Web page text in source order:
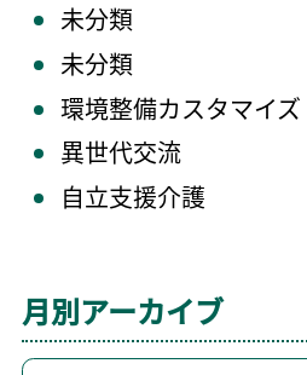
未分類
未分類
環境整備カスタマイズ
異世代交流
自立支援介護
月別アーカイブ